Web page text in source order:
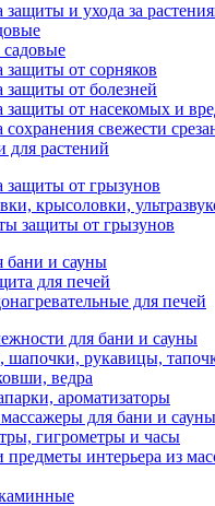
защиты и ухода за
защиты от сорняков
защиты от болезней
защиты от насекомых и
сохранения свежести
для растений
защиты от грызунов
крысоловки,
защиты от грызунов
бани и сауны
для печей
для печей
для бани и сауны
шапочки, рукавицы,
ведра
ароматизаторы
для бани и сауны
гигрометры и часы
интерьера из